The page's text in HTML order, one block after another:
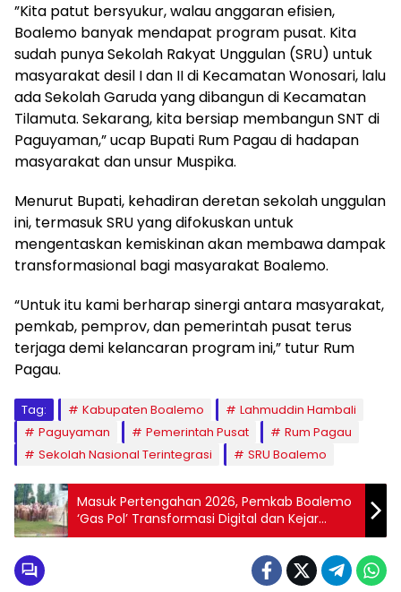
​”Kita patut bersyukur, walau anggaran efisien,
Boalemo banyak mendapat program pusat. Kita
sudah punya Sekolah Rakyat Unggulan (SRU) untuk
masyarakat desil I dan II di Kecamatan Wonosari, lalu
ada Sekolah Garuda yang dibangun di Kecamatan
Tilamuta. Sekarang, kita bersiap membangun SNT di
Paguyaman,” ucap Bupati Rum Pagau di hadapan
masyarakat dan unsur Muspika.
​Menurut Bupati, kehadiran deretan sekolah unggulan
ini, termasuk SRU yang difokuskan untuk
mengentaskan kemiskinan akan membawa dampak
transformasional bagi masyarakat Boalemo.
“Untuk itu kami berharap sinergi antara masyarakat,
pemkab, pemprov, dan pemerintah pusat terus
terjaga demi kelancaran program ini,” tutur Rum
Pagau.
Tag: Kabupaten Boalemo
Lahmuddin Hambali
Paguyaman
Pemerintah Pusat
Rum Pagau
Sekolah Nasional Terintegrasi
SRU Boalemo
Masuk Pertengahan 2026, Pemkab Boalemo
‘Gas Pol’ Transformasi Digital dan Kejar
Target Prioritas